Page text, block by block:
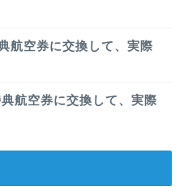
航空券に交換して、実際
航空券に交換して、実際